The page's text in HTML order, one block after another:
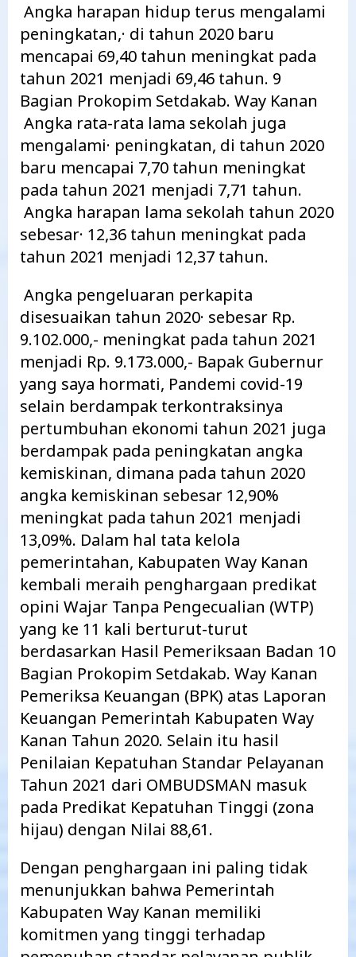
Angka harapan hidup terus mengalami
peningkatan,· di tahun 2020 baru
mencapai 69,40 tahun meningkat pada
tahun 2021 menjadi 69,46 tahun. 9
Bagian Prokopim Setdakab. Way Kanan
Angka rata-rata lama sekolah juga
mengalami· peningkatan, di tahun 2020
baru mencapai 7,70 tahun meningkat
pada tahun 2021 menjadi 7,71 tahun.
Angka harapan lama sekolah tahun 2020
sebesar· 12,36 tahun meningkat pada
tahun 2021 menjadi 12,37 tahun.
Angka pengeluaran perkapita
disesuaikan tahun 2020· sebesar Rp.
9.102.000,- meningkat pada tahun 2021
menjadi Rp. 9.173.000,- Bapak Gubernur
yang saya hormati, Pandemi covid-19
selain berdampak terkontraksinya
pertumbuhan ekonomi tahun 2021 juga
berdampak pada peningkatan angka
kemiskinan, dimana pada tahun 2020
angka kemiskinan sebesar 12,90%
meningkat pada tahun 2021 menjadi
13,09%. Dalam hal tata kelola
pemerintahan, Kabupaten Way Kanan
kembali meraih penghargaan predikat
opini Wajar Tanpa Pengecualian (WTP)
yang ke 11 kali berturut-turut
berdasarkan Hasil Pemeriksaan Badan 10
Bagian Prokopim Setdakab. Way Kanan
Pemeriksa Keuangan (BPK) atas Laporan
Keuangan Pemerintah Kabupaten Way
Kanan Tahun 2020. Selain itu hasil
Penilaian Kepatuhan Standar Pelayanan
Tahun 2021 dari OMBUDSMAN masuk
pada Predikat Kepatuhan Tinggi (zona
hijau) dengan Nilai 88,61.
Dengan penghargaan ini paling tidak
menunjukkan bahwa Pemerintah
Kabupaten Way Kanan memiliki
komitmen yang tinggi terhadap